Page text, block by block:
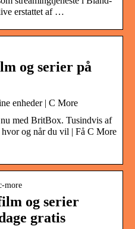
erstattet af …
og serier på
enheder | C More
med BritBox. Tusindvis af
og når du vil | Få C More
more
og serier
gratis